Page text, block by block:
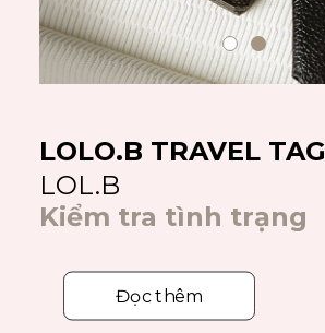
LOLO.B TRAVEL TAG
LOL.B
Kiểm tra tình trạng
Đọc thêm